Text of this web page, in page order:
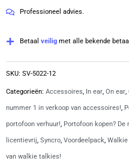
Professioneel advies.
Betaal veilig met alle bekende
SKU: SV-5022-12
Categorieën: Accessoires, In ear, On ear,
nummer 1 in verkoop van accessoires!,
portofoon verhuur!, Portofoon kopen?
licentievrij, Syncro, Voordeelpack, Walkie
van walkie talkies!